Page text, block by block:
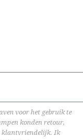
voor het gebruik te
konden retour,
klantvriendelijk. Ik